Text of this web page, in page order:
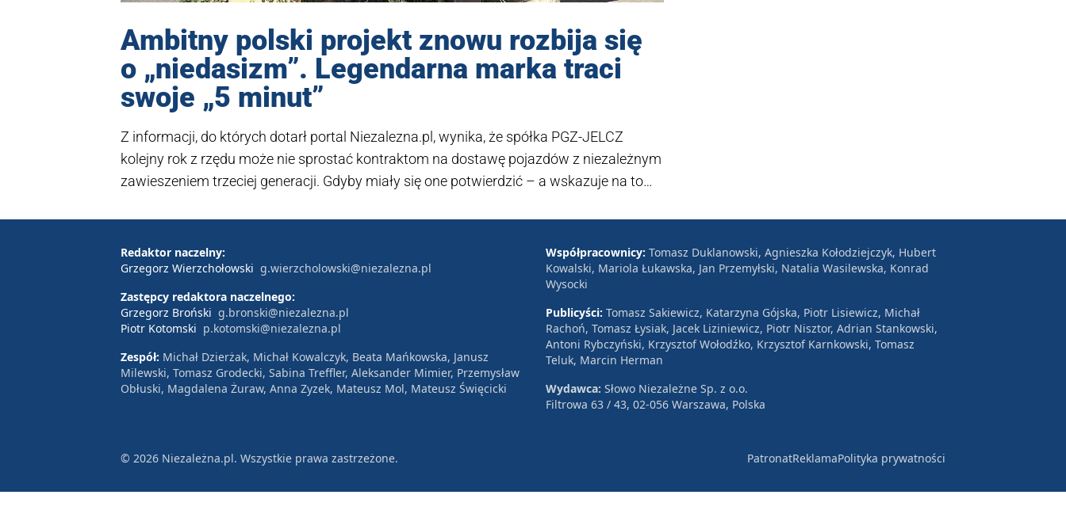
Ambitny polski projekt znowu rozbija się
o „niedasizm”. Legendarna marka traci
swoje „5 minut”
Z informacji, do których dotarł portal Niezalezna.pl, wynika, że spółka PGZ-JELCZ
kolejny rok z rzędu może nie sprostać kontraktom na dostawę pojazdów z niezależnym
zawieszeniem trzeciej generacji. Gdyby miały się one potwierdzić – a wskazuje na to
szczegółach sprawy władze spółki jednak nie chcą informować, zasłaniając się
„kontekstem geobezpieczeństwa” i stojącymi przed nią „wyzwaniami”.
Redaktor naczelny:
Grzegorz Wierzchołowski g.wierzcholowski@niezalezna.pl
Zastępcy redaktora naczelnego:
Grzegorz Broński g.bronski@niezalezna.pl
Piotr Kotomski p.kotomski@niezalezna.pl
Zespół: Michał Dzierżak, Michał Kowalczyk, Beata Mańkowska, Janusz
Milewski, Tomasz Grodecki, Sabina Treffler, Aleksander Mimier, Przemysław
Obłuski, Magdalena Żuraw, Anna Zyzek, Mateusz Mol, Mateusz Święcicki
Współpracownicy: Tomasz Duklanowski, Agnieszka Kołodziejczyk, Hubert
Kowalski, Mariola Łukawska, Jan Przemyłski, Natalia Wasilewska, Konrad
Wysocki
Publicyści: Tomasz Sakiewicz, Katarzyna Gójska, Piotr Lisiewicz, Michał
Rachoń, Tomasz Łysiak, Jacek Liziniewicz, Piotr Nisztor, Adrian Stankowski,
Antoni Rybczyński, Krzysztof Wołodźko, Krzysztof Karnkowski, Tomasz
Teluk, Marcin Herman
Wydawca: Słowo Niezależne Sp. z o.o.
Filtrowa 63 / 43, 02-056 Warszawa, Polska
© 2026 Niezależna.pl. Wszystkie prawa zastrzeżone. PatronatReklamaPolityka prywatności